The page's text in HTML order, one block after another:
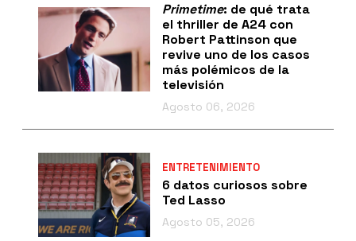
Primetime: de qué trata
el thriller de A24 con
Robert Pattinson que
revive uno de los casos
más polémicos de la
televisión
Agosto 06, 2026
ENTRETENIMIENTO
6 datos curiosos sobre
Ted Lasso
Agosto 05, 2026